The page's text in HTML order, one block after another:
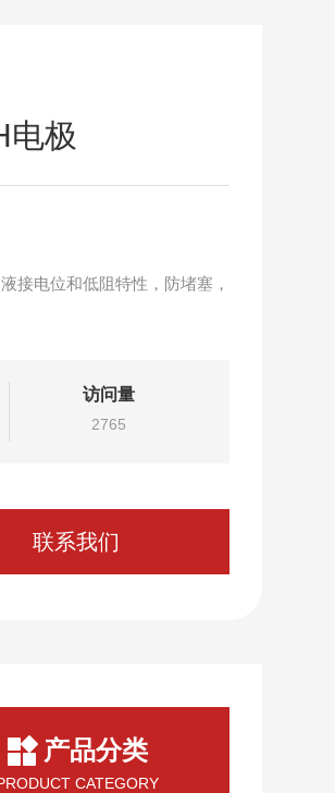
电极
接电位和低阻特性，防堵塞，
访问量
2765
联系我们
产品分类
CATEGORY